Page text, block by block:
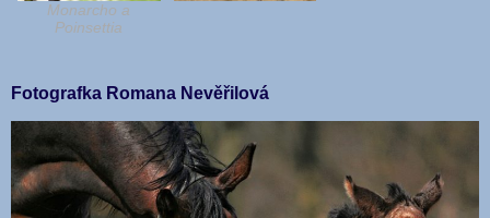
Monarcho a
Poinsettia
Fotografka Romana Nevěřilová